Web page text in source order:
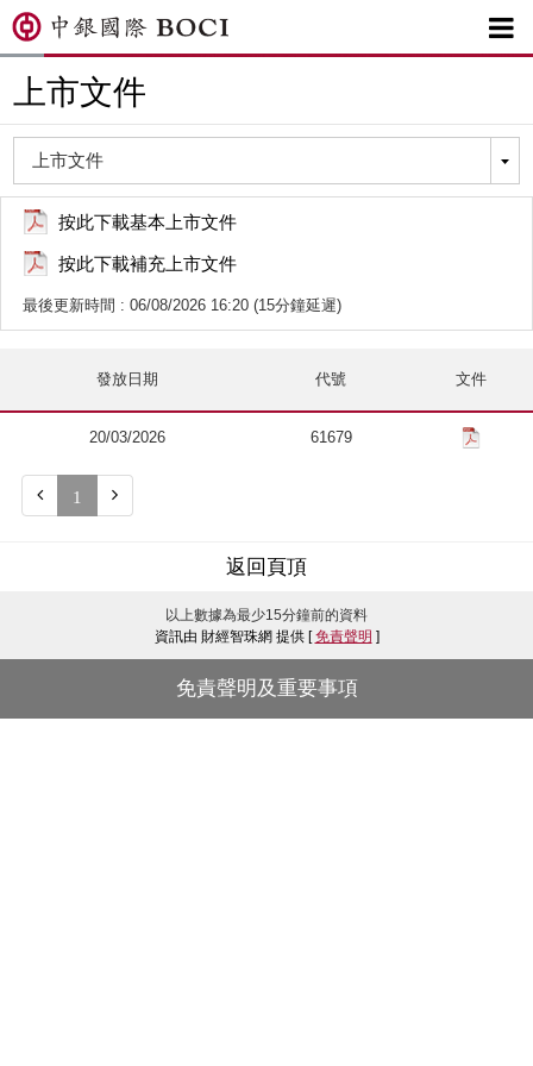

上市文件
按此下載基本上市文件
按此下載補充上市文件
最後更新時間 : 06/08/2026 16:20 (15分鐘延遲)
發放日期 代號 文件
20/03/2026 61679
 1 
返回頁頂
以上數據為最少15分鐘前的資料
資訊由 財經智珠網 提供 [免責聲明 ]
免責聲明及重要事項